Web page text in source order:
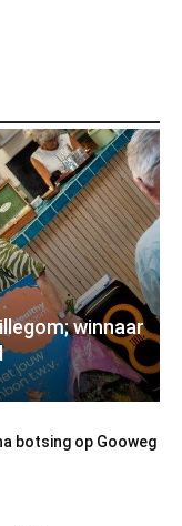
winnaar
botsing op Gooweg